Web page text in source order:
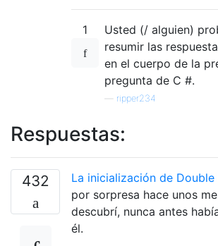
1
Usted (/ alguien)
resumir las
en el cuerpo de la
pregunta de C #.
ripper234
Respuestas:
432 La inicialización de Double
por sorpresa hace unos
descubrí, nunca antes
él.